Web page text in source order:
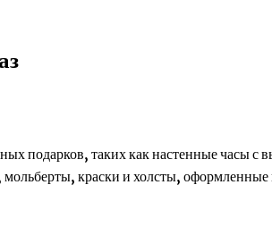
подарков, таких как настенные
краски и холсты,